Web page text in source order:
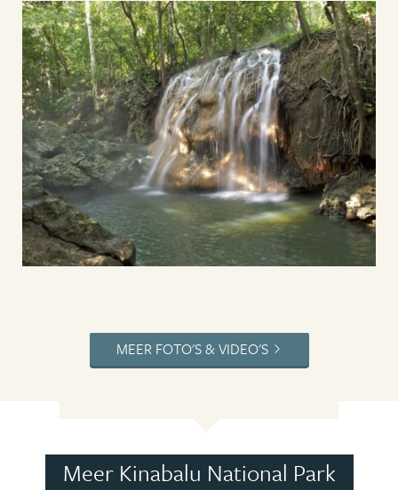
MEER FOTO'S & VIDEO'S
Meer Kinabalu National Park